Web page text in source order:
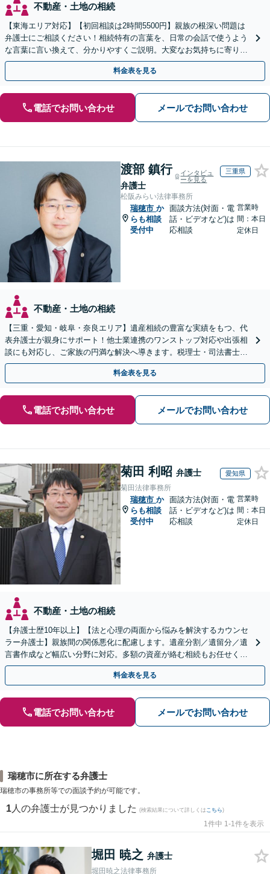
不動産・土地の相続
【東海エリア対応】【初回相談は2時間5500円】親族の根深い問題は
弁護士にご相談ください！相続特有の言葉を、日常の会話で使うよう
な言葉に言い換えて、分かりやすくご説明。大変なお気持ちに寄り添
い、納得できる解決を目指します
料金表を見る
電話でお問い合わせ メールでお問い合わせ
渡部 鎮行
弁護士
インタビュ
ーを見る
三重県
松阪みらい法律事務所
瑞穂市 か
らも相談
受付中
面談方法(対面・電
話・ビデオなど)は
応相談
営業時
間：本日
定休日
不動産・土地の相続
【三重・愛知・岐阜・奈良エリア】遺産相続の豊富な実績をもつ、代
表弁護士が親身にサポート！他士業連携のワンストップ対応や出張相
談にも対応し、ご家族の円満な解決へ導きます。税理士・司法書士と
も連携し、スピーディな解決をご提案【夜間面談可】
料金表を見る
電話でお問い合わせ メールでお問い合わせ
菊田 利昭 弁護士 愛知県
菊田法律事務所
瑞穂市 か
らも相談
受付中
面談方法(対面・電
話・ビデオなど)は
応相談
営業時
間：本日
定休日
不動産・土地の相続
【弁護士歴10年以上】【法と心理の両面から悩みを解決するカウンセ
ラー弁護士】親族間の関係悪化に配慮します。遺産分割／遺留分／遺
言書作成など幅広い分野に対応。多額の資産が絡む相続もお任せくだ
さい。【夜間・休日の相談可能】【駐車場完備】
料金表を見る
電話でお問い合わせ メールでお問い合わせ
瑞穂市に所在する弁護士
瑞穂市の事務所等での面談予約が可能です。
1 人の弁護士が見つかりました (検索結果について詳しくは こちら)
1件中 1-1件を表示
堀田 暁之 弁護士
堀田暁之法律事務所